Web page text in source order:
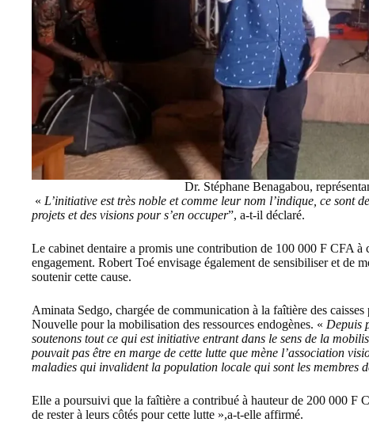
Dr. Stéphane Benagabou,
« L’initiative est très noble et comme leur nom l’indique, ce sont
projets et des visions pour s’en occuper”, a-t-il déclaré.
Le cabinet dentaire a promis une contribution de 100 000 F CFA à
engagement. Robert Toé envisage également de sensibiliser et de
soutenir cette cause.
Aminata Sedgo, chargée de communication à la faîtière des
Nouvelle pour la mobilisation des ressources endogènes. « Depuis
soutenons tout ce qui est initiative entrant dans le sens de la
pouvait pas être en marge de cette lutte que mène l’association
maladies qui invalident la population locale qui sont les membres
Elle a poursuivi que la faîtière a contribué à hauteur de 200 000 F
de rester à leurs côtés pour cette lutte »,a-t-elle affirmé.